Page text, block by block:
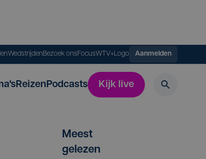
WedstrijdenBezoek onsFocusWTV+Logo Aanmelden
ReizenPodcasts Kijk live
Meest
gelezen